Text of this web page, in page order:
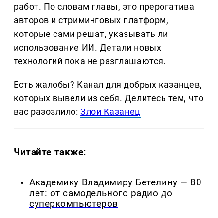
работ. По словам главы, это прерогатива
авторов и стриминговых платформ,
которые сами решат, указывать ли
использование ИИ. Детали новых
технологий пока не разглашаются.
Есть жалобы? Канал для добрых казанцев,
которых вывели из себя. Делитеcь тем, что
вас разозлило:Злой Казанец
Читайте также:
Академику Владимиру Бетелину — 80
лет: от самодельного радио до
суперкомпьютеров